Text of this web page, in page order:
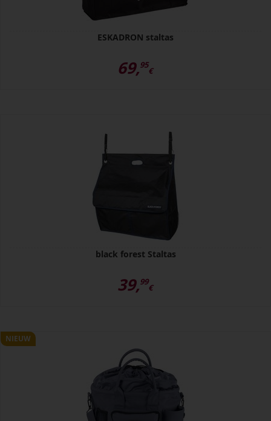
ESKADRON staltas
69,95
€
black forest Staltas
39,99
€
NIEUW